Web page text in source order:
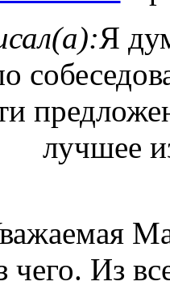
Я
лучшее
чего. Из